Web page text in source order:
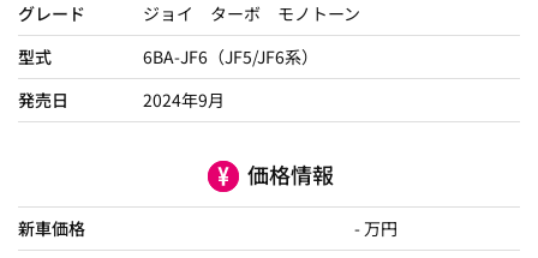
グレード
ジョイ ターボ モノトーン
型式
6BA-JF6（JF5/JF6系）
発売日
2024年9月
価格情報
新車価格
- 万円